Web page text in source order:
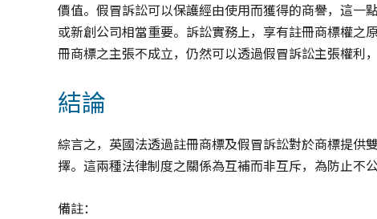
價值。假冒訴訟可以保護經由使用而獲得的商譽，這一
或新創公司相當重要。訴訟實務上，享有註冊商標權之
冊商標之主張不成立，仍然可以透過假冒訴訟主張權利
結論
綜言之，英國法透過註冊商標及假冒訴訟對於商標提供
擇。這兩種法律制度之關係為互補而非互斥，為防止不
備註：